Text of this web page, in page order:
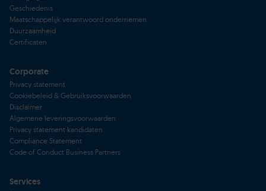
Geschiedenis
Maatschappelijk verantwoord ondernemen
Duurzaamheid
Certificaten
Corporate
Privacy statement
Cookiebeleid & Gebruiksvoorwaarden
Disclaimer
Algemene leveringsvoorwaarden
Privacy statement kandidaten
Compliance Statement
Code of Conduct Business Partners
Services